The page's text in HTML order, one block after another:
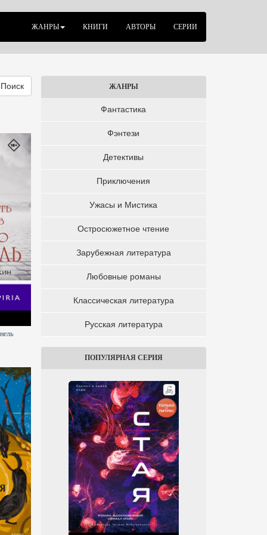
ЖАНРЫ КНИГИ АВТОРЫ СЕРИИ
Поиск ЖАНРЫ
Фантастика
Фэнтези
Детективы
Приключения
Ужасы и Мистика
Остросюжетное чтение
Зарубежная литература
Любовные романы
Классическая литература
Русская литература
ПОПУЛЯРНАЯ СЕРИЯ